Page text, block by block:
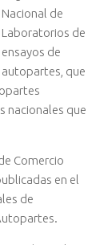
Nacional de
Laboratorios de
ensayos de
autopartes, que
nacionales que
Comercio
en el
de